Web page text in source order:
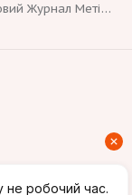
Політехніки. Серія: Технічні науки